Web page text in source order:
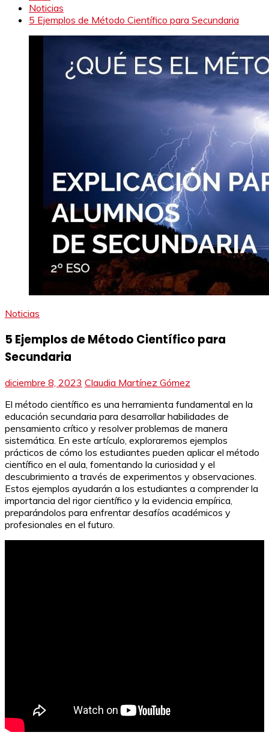
Noticias
5 Ejemplos de Método Científico para Secundaria
Noticias
5 Ejemplos de Método Científico para
Secundaria
diciembre 8, 2023 Claudia Martínez Gómez
El método científico es una herramienta fundamental en la
educación secundaria para desarrollar habilidades de
pensamiento crítico y resolver problemas de manera
sistemática. En este artículo, exploraremos ejemplos
prácticos de cómo los estudiantes pueden aplicar el método
científico en el aula, fomentando la curiosidad y el
descubrimiento a través de experimentos y observaciones.
Estos ejemplos ayudarán a los estudiantes a comprender la
importancia del rigor científico y la evidencia empírica,
preparándolos para enfrentar desafíos académicos y
profesionales en el futuro.